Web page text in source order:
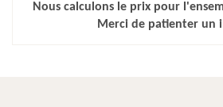
Nous calculons le prix pour
Merci de patienter un